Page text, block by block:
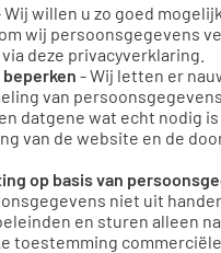
Wij willen u zo goed
wij persoonsgegevens
deze privacyverklaring.
- Wij letten er
van
datgene wat echt nodig is
van de website en de
op basis van
niet uit
en sturen alleen
toestemming commerciële